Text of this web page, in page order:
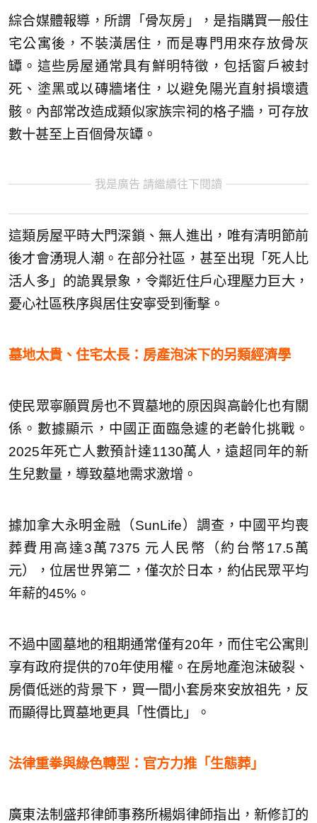
綜合媒體報導，所謂「骨灰房」，是指購買一般住
宅公寓後，不裝潢居住，而是專門用來存放骨灰
罈。這些房屋通常具有鮮明特徵，包括窗戶被封
死、塗黑或以磚牆堵住，以避免陽光直射損壞遺
骸。內部常改造成類似家族宗祠的格子牆，可存放
數十甚至上百個骨灰罈。
我是廣告 請繼續往下閱讀
這類房屋平時大門深鎖、無人進出，唯有清明節前
後才會湧現人潮。在部分社區，甚至出現「死人比
活人多」的詭異景象，令鄰近住戶心理壓力巨大，
憂心社區秩序與居住安寧受到衝擊。
墓地太貴、住宅太長：房產泡沫下的另類經濟學
使民眾寧願買房也不買墓地的原因與高齡化也有關
係。數據顯示，中國正面臨急遽的老齡化挑戰。
2025年死亡人數預計達1130萬人，遠超同年的新
生兒數量，導致墓地需求激增。
據加拿大永明金融（SunLife）調查，中國平均喪
葬費用高達3萬7375 元人民幣（約台幣17.5萬
元），位居世界第二，僅次於日本，約佔民眾平均
年薪的45%。
不過中國墓地的租期通常僅有20年，而住宅公寓則
享有政府提供的70年使用權。在房地產泡沫破裂、
房價低迷的背景下，買一間小套房來安放祖先，反
而顯得比買墓地更具「性價比」。
法律重拳與綠色轉型：官方力推「生態葬」
廣東法制盛邦律師事務所楊娟律師指出，新修訂的